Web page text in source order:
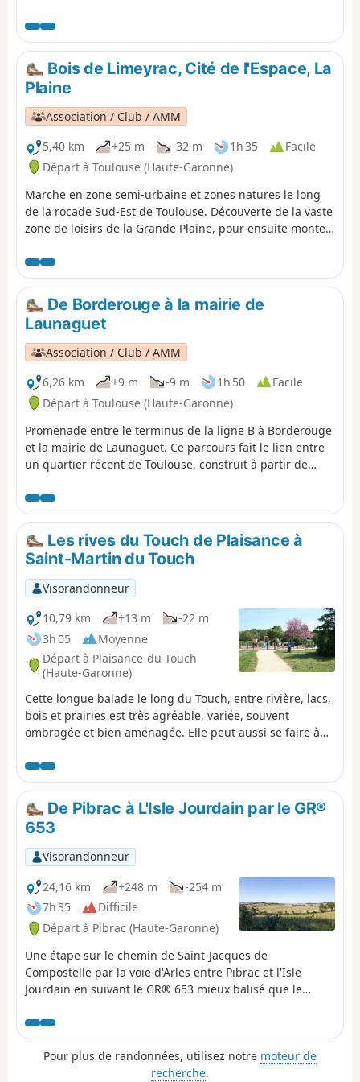
poumon de la nature sauvage qui se cache au cœur de
la ville. La Garonne l'irrigue. Les meilleurs de nos sportifs
y viennent pour décrocher des médailles...
Bois de Limeyrac, Cité de l'Espace, La
Plaine
Association / Club / AMM
5,40 km
+25 m -32 m 1h 35
Facile
Départ à Toulouse (Haute-Garonne)
Marche en zone semi-urbaine et zones natures le long
de la rocade Sud-Est de Toulouse. Découverte de la vaste
zone de loisirs de la Grande Plaine, pour ensuite monter
coulée verte pour longer la Cité de l'Espace. Nombreuses
possibilités de se poser, de faire des activités physiques
ou de jouer avec les enfants.
De Borderouge à la mairie de
Launaguet
Association / Club / AMM
6,26 km
+9 m -9 m 1h 50
Facile
Départ à Toulouse (Haute-Garonne)
Promenade entre le terminus de la ligne B à Borderouge
et la mairie de Launaguet. Ce parcours fait le lien entre
un quartier récent de Toulouse, construit à partir de
municipaux de la ville de Launaguet. Après la traversée
de la Rocade Nord, le trajet passe par des chemins
longeant l'Hers et des zones pavillonnaires. Un pont
permet d'entrer à Aucamville par une zone naturelle
aménagée. Puis le chemin nous guide jusqu'à
Launaguet, pour y découvrir la mairie et son parc offrant
un point de vue remarquable.
Les rives du Touch de Plaisance à
Saint-Martin du Touch
Visorandonneur
10,79 km
+13 m
-22 m
3h 05
Moyenne
Départ à Plaisance-du-Touch
(Haute-Garonne)
Cette longue balade le long du Touch, entre rivière, lacs,
bois et prairies est très agréable, variée, souvent
ombragée et bien aménagée. Elle peut aussi se faire à
courts.
De Pibrac à L'Isle Jourdain par le GR®
653
Visorandonneur
24,16 km
+248 m
-254 m
7h 35
Difficile
Départ à Pibrac (Haute-Garonne)
Une étape sur le chemin de Saint-Jacques de
Compostelle par la voie d'Arles entre Pibrac et l'Isle
Jourdain en suivant le GR® 653 mieux balisé que le
afin de pouvoir revenir au point de départ en train
Pour plus de randonnées, utilisez notre moteur de
recherche.